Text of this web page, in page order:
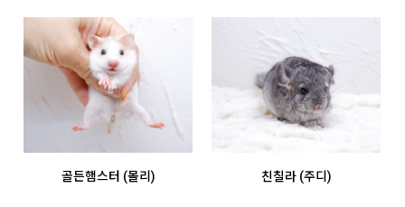
골든햄스터 (몰리) 친칠라 (주디)